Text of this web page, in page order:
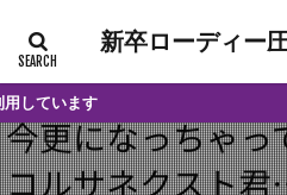
新卒ローディー